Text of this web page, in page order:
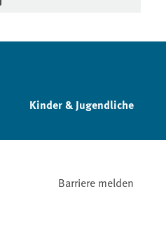
Kinder & Jugendliche
Barriere melden